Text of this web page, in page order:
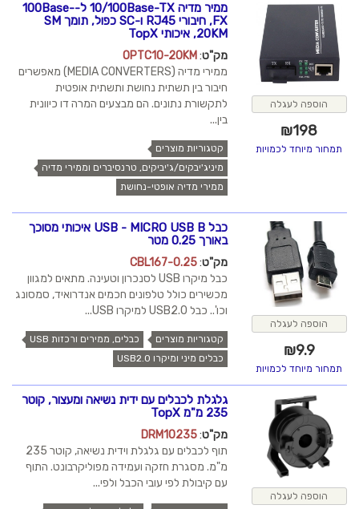
הוספה לעגלה
₪198
תמחור מיוחד לכמויות
ממיר מדיה 10/100Base-TX ל-100Base-
FX, חיבורי RJ45 ו-SC כפול, תומך SM
20KM, איכותי TopX
מק"ט:
OPTC10-20KM
ממירי מדיה (MEDIA CONVERTERS) מאפשרים
חיבור בין תשתית נחושת ותשתית אופטית
לתקשורת נתונים. הם מבצעים המרה דו כיוונית
בין...
קטגוריות מוצרים
מיניג'יבקים/ג'יביקים, טרנסיברים וממירי מדיה
ממירי מדיה אופטי-נחושת
הוספה לעגלה
₪9.9
תמחור מיוחד לכמויות
כבל USB - MICRO USB B איכותי מסוכך
באורך 0.25 מטר
מק"ט:
CBL167-0.25
כבל מיקרו USB לסנכרון וטעינה. מתאים למגוון
מכשירים כולל טלפונים חכמים אנדרואיד, סמסונג
וכו'.. כבל USB2.0 למיקרו USB...
קטגוריות מוצרים
כבלים, ממירים ורכזות USB
כבלים מיני ומיקרו USB2.0
הוספה לעגלה
גלגלת לכבלים עם ידית נשיאה ומעצור, קוטר
235 מ"מ TopX
מק"ט:
DRM10235
תוף לכבלים עם גלגלת וידית נשיאה, קוטר 235
מ"מ. מסגרת חזקה ועמידה מפוליקרבונט. התוף
עם קיבולת לפי עובי הכבל ולפי...